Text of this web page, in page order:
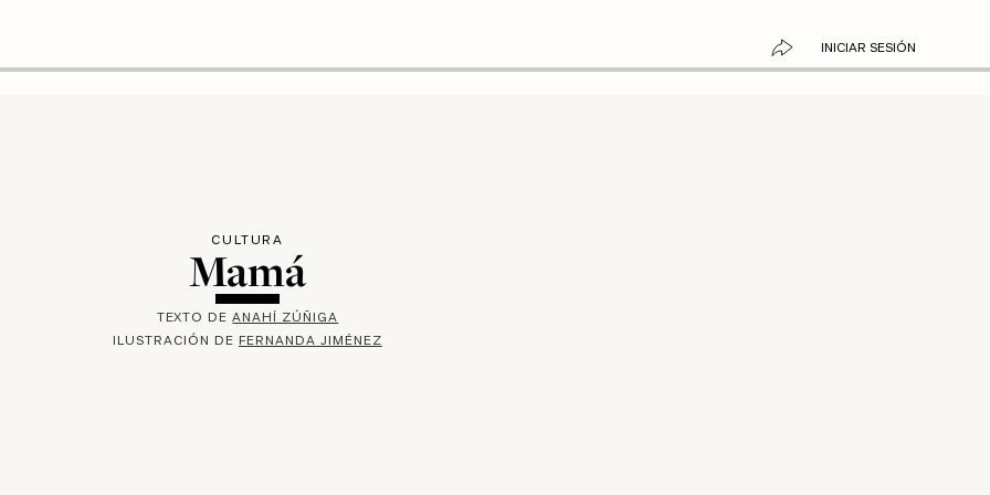
INICIAR SESIÓN
CULTURA
Mamá
TEXTO DEANAHÍ ZÚÑIGA
ILUSTRACIÓN DE FERNANDA JIMÉNEZ